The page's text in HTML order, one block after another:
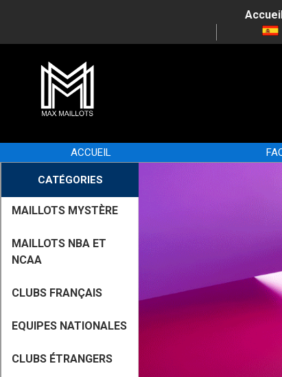
ACCUEIL
CATÉGORIES
MAILLOTS MYSTÈRE
MAILLOTS NBA ET
NCAA
CLUBS FRANÇAIS
EQUIPES NATIONALES
CLUBS ÉTRANGERS